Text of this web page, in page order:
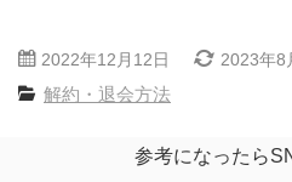
2022年12月12日 2023年8
解約・退会方法
参考になったら